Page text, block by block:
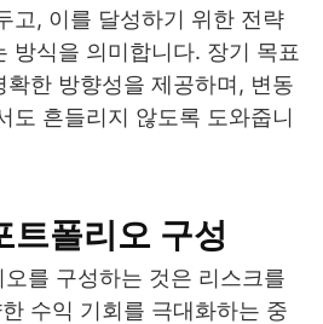
고, 이를 달성하기 위한 전략
방식을 의미합니다. 장기 목표
한 방향성을 제공하며, 변동
도 흔들리지 않도록 도와줍니
트폴리오 구성
를 구성하는 것은 리스크를
수익 기회를 극대화하는 중